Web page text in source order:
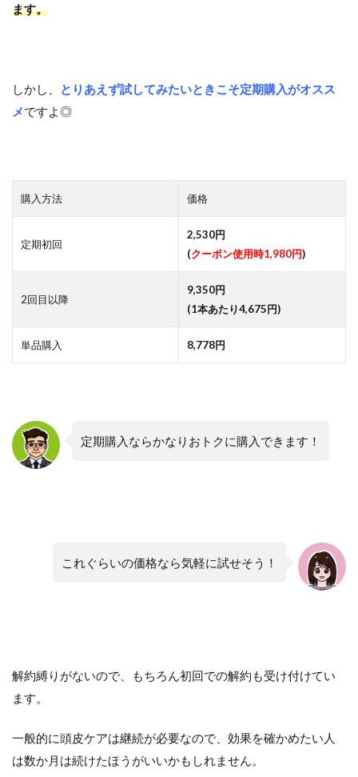
ます。
しかし、
とりあえず試してみたいときこそ定期購入がオスス
メですよ◎
購入方法 価格
定期初回
2,530円
(クーポン使用時1,980円)
2回目以降
9,350円
(1本あたり4,675円)
単品購入 8,778円
定期購入ならかなりおトクに購入できます！
これぐらいの価格なら気軽に試せそう！
解約縛りがないので、もちろん初回での解約も受け付けてい
ます。
一般的に頭皮ケアは継続が必要なので、効果を確かめたい人
は数か月は続けたほうがいいかもしれません。